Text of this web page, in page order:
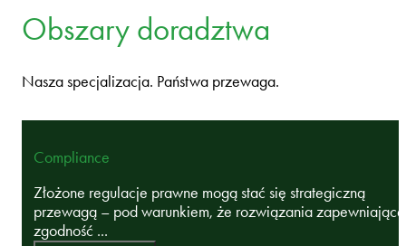
Obszary doradztwa
Nasza specjalizacja. Państwa przewaga.
Compliance
Złożone regulacje prawne mogą stać się strategiczną
przewagą – pod warunkiem, że rozwiązania zapewniające
zgodność ...